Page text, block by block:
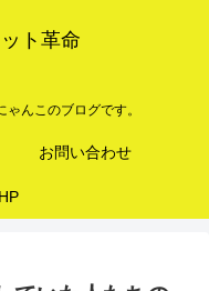
ト革命
んこのブログです。
お問い合わせ